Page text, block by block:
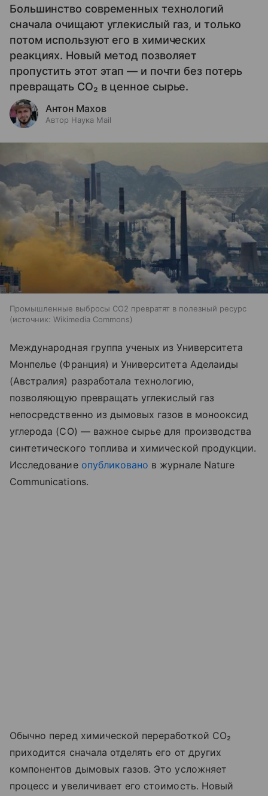
Большинство современных технологий
сначала очищают углекислый газ, и только
потом используют его в химических
реакциях. Новый метод позволяет
пропустить этот этап — и почти без потерь
превращать CO₂ в ценное сырье.
Антон Махов
Автор Наука Mail
Промышленные выбросы CO2 превратят в полезный ресурс
источник: Wikimedia Commons
Международная группа ученых из Университета
Монпелье (Франция) и Университета Аделаиды
(Австралия) разработала технологию,
позволяющую превращать углекислый газ
непосредственно из дымовых газов в монооксид
углерода (CO) — важное сырье для производства
синтетического топлива и химической продукции.
Исследование опубликовано в журнале Nature
Communications.
Обычно перед химической переработкой CO₂
приходится сначала отделять его от других
компонентов дымовых газов. Это усложняет
процесс и увеличивает его стоимость. Новый